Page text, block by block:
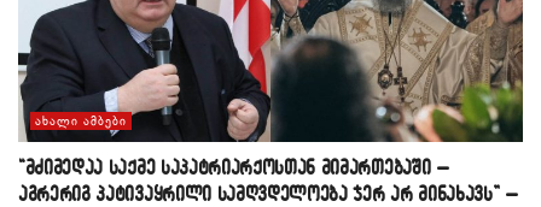
ᲐᲮᲐᲚᲘ ᲐᲛᲑᲔᲑᲘ
“მძიმედაა საქმე საპატრიარქოსთან მიმართებაში –
აგრერიგ პატივაყრილი სამღვდელოება ჯერ არ მინახავს” –